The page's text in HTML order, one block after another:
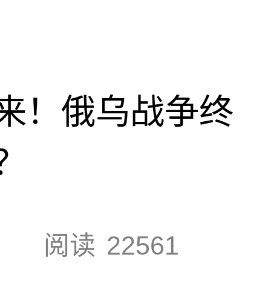
！俄乌战争终
阅读 22561